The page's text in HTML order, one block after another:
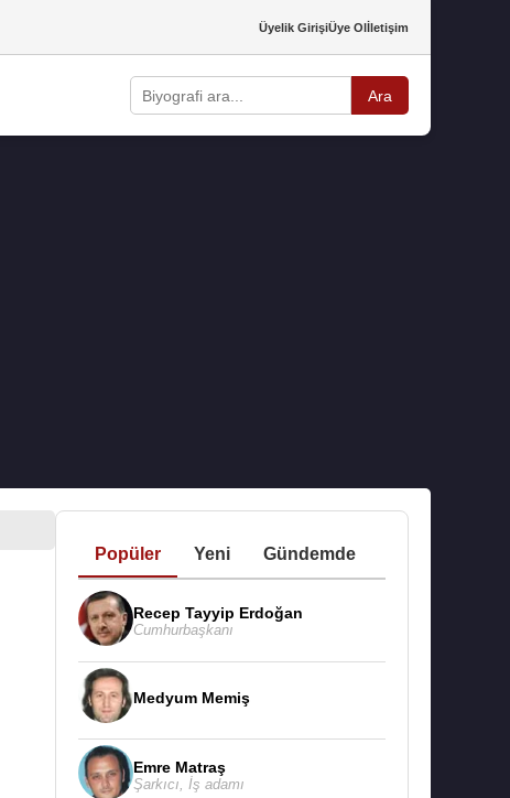
Üyelik GirişiÜye Olİletişim
Ara
Popüler Yeni Gündemde
Recep Tayyip Erdoğan
Cumhurbaşkanı
Medyum Memiş
Emre Matraş
Şarkıcı İş adamı